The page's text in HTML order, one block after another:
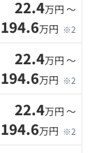
22.4万円 〜
万円 ※2
22.4万円 〜
万円 ※2
22.4万円 〜
万円 ※2